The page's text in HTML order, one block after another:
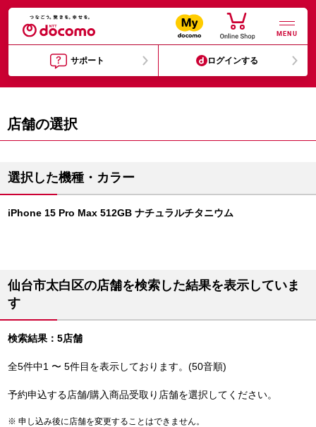
MENU
サポート ログインする
店舗の選択
選択した機種・カラー
iPhone 15 Pro Max 512GB ナチュラルチタニウム
仙台市太白区の店舗を検索した結果を表示していま
す
検索結果：5店舗
全5件中1 〜 5件目を表示しております。(50音順)
予約申込する店舗/購入商品受取り店舗を選択してください。
申し込み後に店舗を変更することはできません。